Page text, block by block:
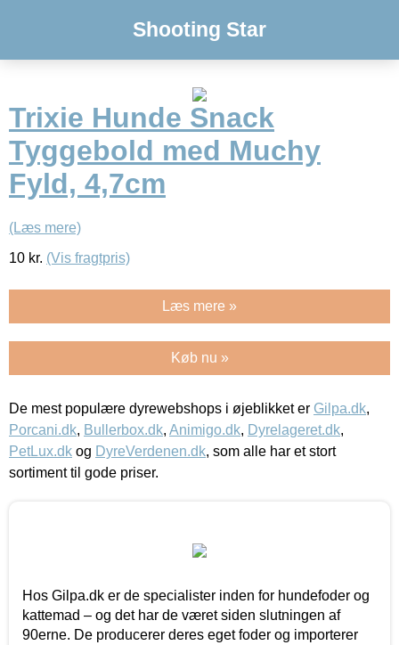
Shooting Star
Trixie Hunde Snack
Tyggebold med Muchy
Fyld, 4,7cm
(Læs mere)
10 kr. (Vis fragtpris)
Læs mere »
Køb nu »
De mest populære dyrewebshops i øjeblikket er Gilpa.dk,
Porcani.dk, Bullerbox.dk, Animigo.dk, Dyrelageret.dk,
PetLux.dk og DyreVerdenen.dk, som alle har et stort
sortiment til gode priser.
Hos Gilpa.dk er de specialister inden for hundefoder og
kattemad – og det har de været siden slutningen af
90erne. De producerer deres eget foder og importerer